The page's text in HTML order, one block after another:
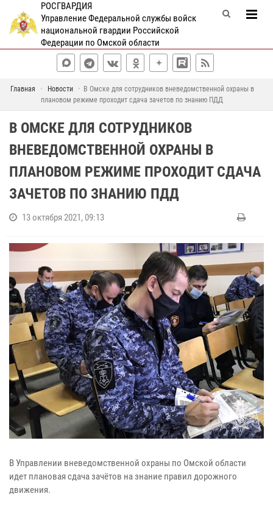
РОСГВАРДИЯ
Управление Федеральной службы войск
национальной гвардии Российской
Федерации по Омской области
Главная Новости
В Омске для сотрудников вневедомственной охраны в
плановом режиме проходит сдача зачетов по знанию ПДД
В ОМСКЕ ДЛЯ СОТРУДНИКОВ
ВНЕВЕДОМСТВЕННОЙ ОХРАНЫ В
ПЛАНОВОМ РЕЖИМЕ ПРОХОДИТ СДАЧА
ЗАЧЕТОВ ПО ЗНАНИЮ ПДД
13 октября 2021, 09:13
В Управлении вневедомственной охраны по Омской области
идет плановая сдача зачётов на знание правил дорожного
движения.